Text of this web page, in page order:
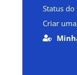
Status do
Criar
